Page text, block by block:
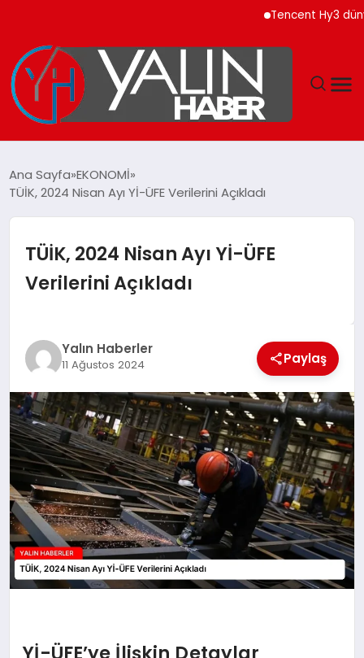
Tencent Hy3 dünya
SPOR
DÜNYA
EKONOMİ
EĞİTİM
TEKNOLOJİ
MAGAZİN
SAĞLIK
Ana Sayfa EKONOMİ
TÜİK, 2024 Nisan Ayı Yİ-ÜFE Verilerini Açıkladı
TÜİK, 2024 Nisan Ayı Yİ-ÜFE
Verilerini Açıkladı
Yalın Haberler
11 Ağustos 2024 Paylaş